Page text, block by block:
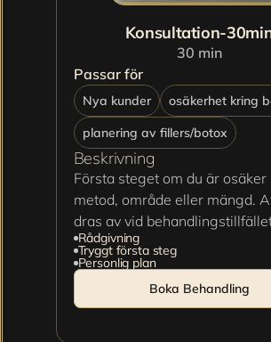
Konsultation-
30 min
Passar för
Nya kunder
osäkerhet kring
planering av fillers/botox
Beskrivning
Första steget om du är osäker
metod, område eller mängd.
dras av vid
Rådgivning
Tryggt första steg
Personlig plan
Boka Behandling